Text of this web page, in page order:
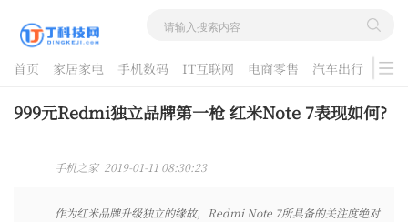
首页 家居家电 手机数码 IT互联网 电商零售 汽车出行
游戏
酷品评测
999元Redmi独立品牌第一枪 红米Note 7表现如何?
手机之家 2019-01-11 08:30:23
作为红米品牌升级独立的缘故，Redmi Note 7所具备的关注度绝对